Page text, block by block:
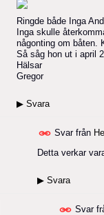
Ringde både Inga
Inga skulle
någonting om båten.
Så såg hon ut i april
Hälsar
Gregor
▶ Svara
Svar från
Detta verkar
▶ Svara
Svar